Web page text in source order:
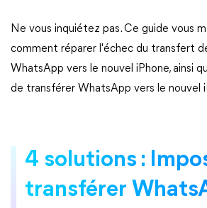
Ne vous inquiétez pas. Ce guide vous
comment réparer l'échec du transfert
WhatsApp vers le nouvel iPhone, ainsi
de transférer WhatsApp vers le nouvel
4 solutions :
transférer